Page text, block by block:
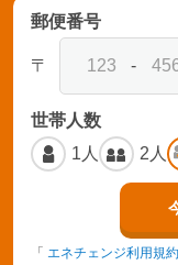
郵便番号
〒 -
世帯人数
1人
2人
「 エネチェンジ利用規約